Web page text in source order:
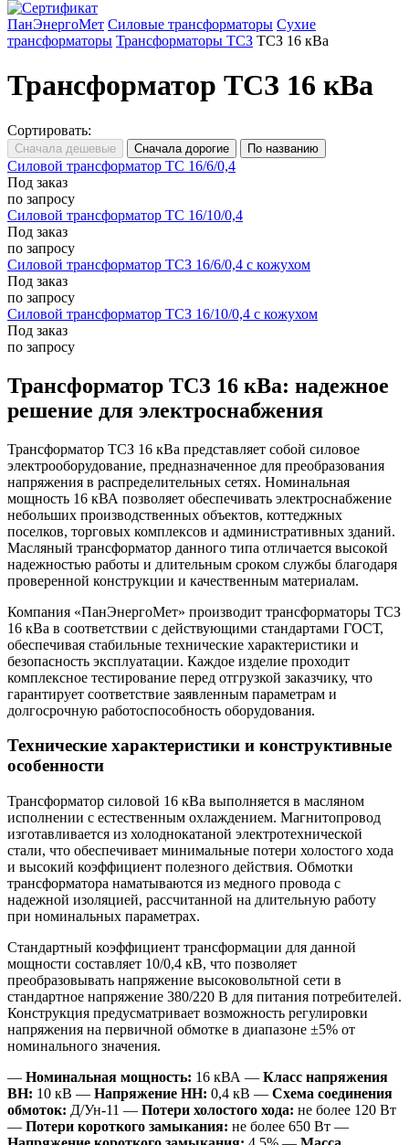
ПанЭнергоМет Силовые трансформаторы Сухие
трансформаторы Трансформаторы ТСЗ ТСЗ 16 кВа
Трансформатор ТСЗ 16 кВа
Сортировать:
Силовой трансформатор ТС 16/6/0,4
Под заказ
по запросу
Силовой трансформатор ТС 16/10/0,4
Под заказ
по запросу
Силовой трансформатор ТСЗ 16/6/0,4 с кожухом
Под заказ
по запросу
Силовой трансформатор ТСЗ 16/10/0,4 с кожухом
Под заказ
по запросу
Трансформатор ТСЗ 16 кВа: надежное
решение для электроснабжения
Трансформатор ТСЗ 16 кВа представляет собой силовое
электрооборудование, предназначенное для преобразования
напряжения в распределительных сетях. Номинальная
мощность 16 кВА позволяет обеспечивать электроснабжение
небольших производственных объектов, коттеджных
поселков, торговых комплексов и административных зданий.
Масляный трансформатор данного типа отличается высокой
надежностью работы и длительным сроком службы благодаря
проверенной конструкции и качественным материалам.
Компания «ПанЭнергоМет» производит трансформаторы ТСЗ
16 кВа в соответствии с действующими стандартами ГОСТ,
обеспечивая стабильные технические характеристики и
безопасность эксплуатации. Каждое изделие проходит
комплексное тестирование перед отгрузкой заказчику, что
гарантирует соответствие заявленным параметрам и
долгосрочную работоспособность оборудования.
Технические характеристики и конструктивные
особенности
Трансформатор силовой 16 кВа выполняется в масляном
исполнении с естественным охлаждением. Магнитопровод
изготавливается из холоднокатаной электротехнической
стали, что обеспечивает минимальные потери холостого хода
и высокий коэффициент полезного действия. Обмотки
трансформатора наматываются из медного провода с
надежной изоляцией, рассчитанной на длительную работу
при номинальных параметрах.
Стандартный коэффициент трансформации для данной
мощности составляет 10/0,4 кВ, что позволяет
преобразовывать напряжение высоковольтной сети в
стандартное напряжение 380/220 В для питания потребителей.
Конструкция предусматривает возможность регулировки
напряжения на первичной обмотке в диапазоне ±5% от
номинального значения.
— Номинальная мощность: 16 кВА — Класс напряжения
ВН: 10 кВ — Напряжение НН: 0,4 кВ — Схема соединения
обмоток: Д/Ун-11 — Потери холостого хода: не более 120 Вт
— Потери короткого замыкания: не более 650 Вт —